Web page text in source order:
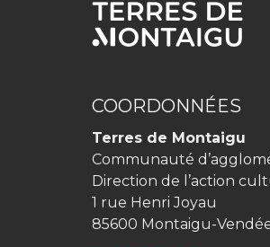
COORDONNÉES
Terres de Montaigu
Communauté
Direction de l’action
1 rue Henri Joyau
85600 Montaigu-